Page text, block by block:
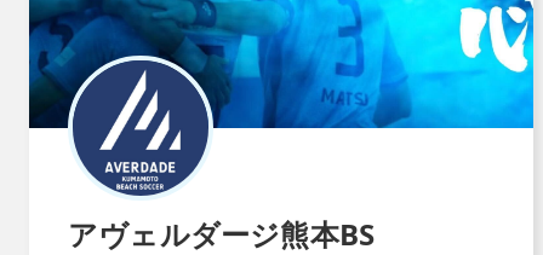
アヴェルダージ熊本BS